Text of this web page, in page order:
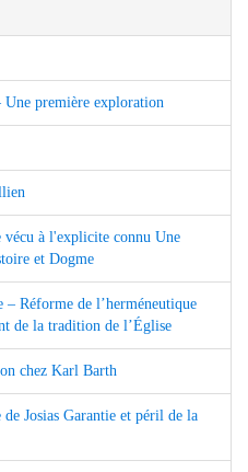
première exploration
à l'explicite connu Une
et Dogme
Réforme de l’herméneutique
de la tradition de l’Église
chez Karl Barth
Josias Garantie et péril de la